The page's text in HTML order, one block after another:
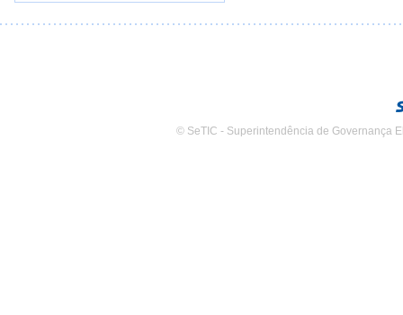
© SeTIC - Superintendência de Governança